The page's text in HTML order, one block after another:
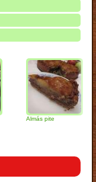
Almás pite